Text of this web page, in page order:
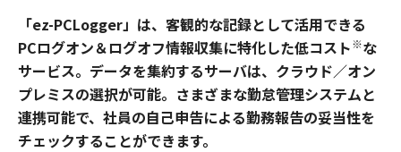
「ez-PCLogger」は、客観的な記録として活用できる
PCログオン＆ログオフ情報収集に特化した低コスト※な
サービス。データを集約するサーバは、クラウド／オン
プレミスの選択が可能。さまざまな勤怠管理システムと
連携可能で、社員の自己申告による勤務報告の妥当性を
チェックすることができます。